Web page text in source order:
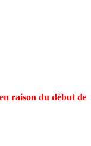
raison du début